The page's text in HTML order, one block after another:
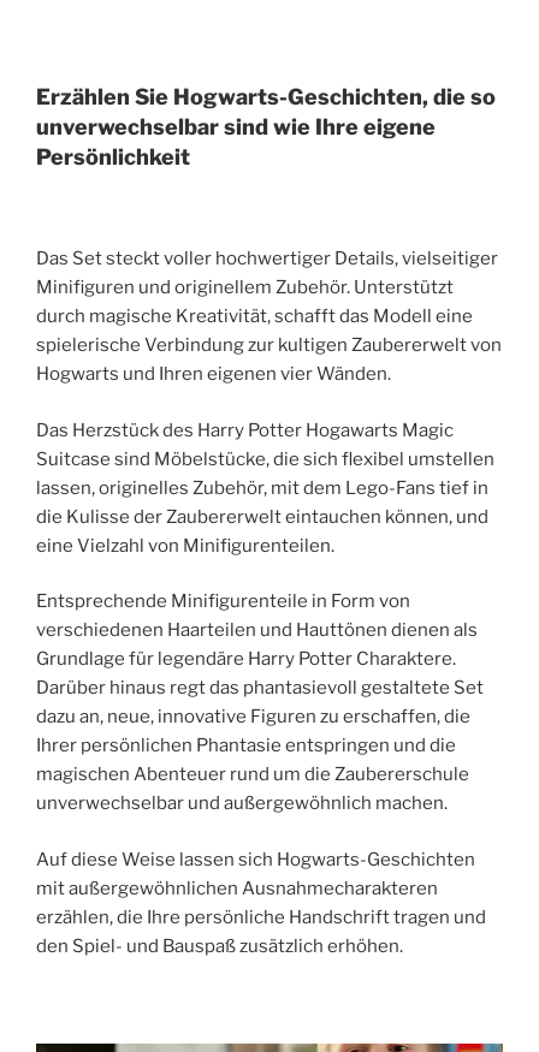
Erzählen Sie Hogwarts-Geschichten, die so
unverwechselbar sind wie Ihre eigene
Persönlichkeit
Das Set steckt voller hochwertiger Details, vielseitiger
Minifiguren und originellem Zubehör. Unterstützt
durch magische Kreativität, schafft das Modell eine
spielerische Verbindung zur kultigen Zaubererwelt von
Hogwarts und Ihren eigenen vier Wänden.
Das Herzstück des Harry Potter Hogawarts Magic
Suitcase sind Möbelstücke, die sich flexibel umstellen
lassen, originelles Zubehör, mit dem Lego-Fans tief in
die Kulisse der Zaubererwelt eintauchen können, und
eine Vielzahl von Minifigurenteilen.
Entsprechende Minifigurenteile in Form von
verschiedenen Haarteilen und Hauttönen dienen als
Grundlage für legendäre Harry Potter Charaktere.
Darüber hinaus regt das phantasievoll gestaltete Set
dazu an, neue, innovative Figuren zu erschaffen, die
Ihrer persönlichen Phantasie entspringen und die
magischen Abenteuer rund um die Zaubererschule
unverwechselbar und außergewöhnlich machen.
Auf diese Weise lassen sich Hogwarts-Geschichten
mit außergewöhnlichen Ausnahmecharakteren
erzählen, die Ihre persönliche Handschrift tragen und
den Spiel- und Bauspaß zusätzlich erhöhen.